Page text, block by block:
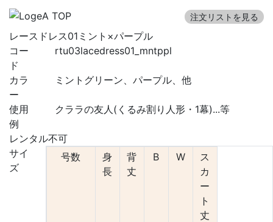
注文リストを見る
レースドレス01ミント×パープル
コー
ド
rtu03lacedress01_mntppl
カラ
ー
ミントグリーン、パープル、他
使用
例
クララの友人(くるみ割り人形・1幕)...等
レンタル不可
サイ
ズ
号数
身
長
背
丈
B W
ス
カ
ー
ト
丈